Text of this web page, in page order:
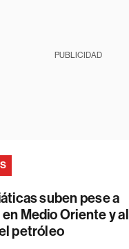
PUBLICIDAD
suben pese a
Medio Oriente y al
petróleo